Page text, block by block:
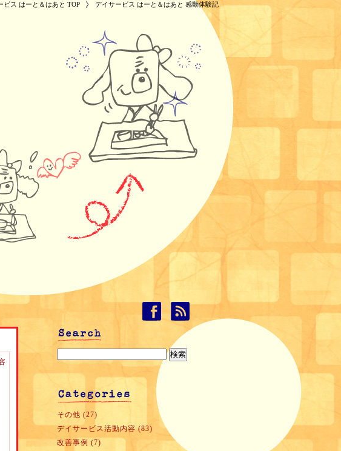
ビス はーと＆はあと TOP デイサービス はーと＆はあと 感動体験記
その他 (27)
デイサービス活動内容 (83)
改善事例 (7)